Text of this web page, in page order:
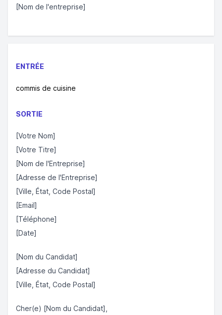
[Nom de l'entreprise]
ENTRÉE
commis de cuisine
SORTIE
[Votre Nom]
[Votre Titre]
[Nom de l'Entreprise]
[Adresse de l'Entreprise]
[Ville, État, Code Postal]
[Email]
[Téléphone]
[Date]
[Nom du Candidat]
[Adresse du Candidat]
[Ville, État, Code Postal]
Cher(e) [Nom du Candidat],